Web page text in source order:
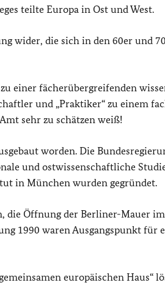
teilte Europa in Ost und West.
wider, die sich in den 60er und
einer fächerübergreifenden
und „Praktiker“ zu einem
sehr zu schätzen weiß!
worden. Die
und ostwissenschaftliche
in München wurden gegründet.
die Öffnung der Berliner-Mauer
1990 waren Ausgangspunkt für
europäischen Haus“